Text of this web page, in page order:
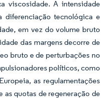
viscosidade. A intensidade
diferenciação tecnológica e
em vez do volume bruto
das margens decorre de
bruto e de perturbações no
políticos, como
as regulamentações
as quotas de regeneração de